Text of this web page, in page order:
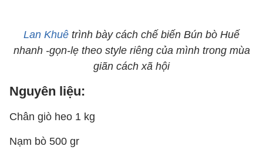
Lan Khuê trình bày cách chế biến Bún bò Huế
nhanh -gọn-lẹ theo style riêng của mình trong mùa
giãn cách xã hội
Nguyên liệu:
Chân giò heo 1 kg
Nạm bò 500 gr